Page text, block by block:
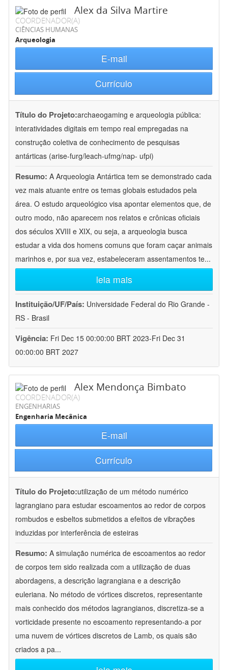
Alex da Silva Martire
COORDENADOR(A)
CIÊNCIAS HUMANAS
Arqueologia
E-mail
Currículo
Título do Projeto:archaeogaming e arqueologia pública:
interatividades digitais em tempo real empregadas na
construção coletiva de conhecimento de pesquisas
antárticas (arise-furg/leach-ufmg/nap- ufpi)
Resumo: A Arqueologia Antártica tem se demonstrado cada
vez mais atuante entre os temas globais estudados pela
área. O estudo arqueológico visa apontar elementos que, de
outro modo, não aparecem nos relatos e crônicas oficiais
dos séculos XVIII e XIX, ou seja, a arqueologia busca
estudar a vida dos homens comuns que foram caçar animais
marinhos e, por sua vez, estabeleceram assentamentos te...
leia mais
Instituição/UF/País: Universidade Federal do Rio Grande -
RS - Brasil
Vigência: Fri Dec 15 00:00:00 BRT 2023-Fri Dec 31
00:00:00 BRT 2027
Alex Mendonça Bimbato
COORDENADOR(A)
ENGENHARIAS
Engenharia Mecânica
E-mail
Currículo
Título do Projeto:utilização de um método numérico
lagrangiano para estudar escoamentos ao redor de corpos
rombudos e esbeltos submetidos a efeitos de vibrações
induzidas por interferência de esteiras
Resumo: A simulação numérica de escoamentos ao redor
de corpos tem sido realizada com a utilização de duas
abordagens, a descrição lagrangiana e a descrição
euleriana. No método de vórtices discretos, representante
mais conhecido dos métodos lagrangianos, discretiza-se a
vorticidade presente no escoamento representando-a por
uma nuvem de vórtices discretos de Lamb, os quais são
criados a pa...